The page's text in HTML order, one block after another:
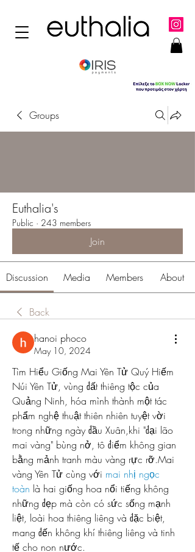
Groups
Euthalia's
Public · 243 members
Join
Discussion Media Members About
Back
hanoi phoco
May 10, 2024
Tìm Hiểu Giống Mai Yên Tử Quý Hiếm
Núi Yên Tử, vùng đất thiêng tộc của
Quảng Ninh, hóa mình thành một tác
phẩm nghệ thuật thiên nhiên tuyệt vời
trong những ngày đầu Xuân,khi "đại lão
mai vàng" bùng nở, tô điểm không gian
bằng mảnh tranh màu vàng rực rỡ.Mai
vàng Yên Tử cùng với mai nhị ngọc
toàn là hai giống hoa nổi tiếng không
những đẹp mà còn có sức sống mạnh
liệt, loài hoa thiêng liêng và đặc biệt,
mang đến không khí thiêng liêng và tinh
tế cho non nước.